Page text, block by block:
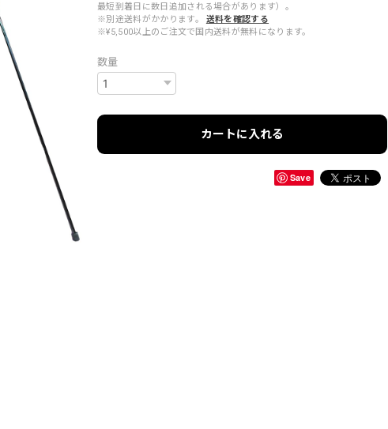
最短到着日に数日追加される場合があります）。
※別途送料がかかります。
送料を確認する
※¥5,500以上のご注文で国内送料が無料になります。
数量
カートに入れる
Save